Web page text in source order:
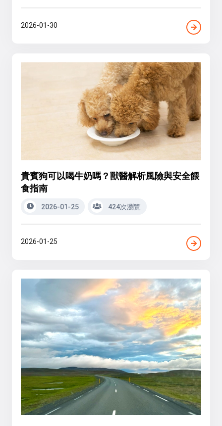
2026-01-30
貴賓狗可以喝牛奶嗎？獸醫解析風險與安全餵
食指南
2026-01-25 424次瀏覽
2026-01-25